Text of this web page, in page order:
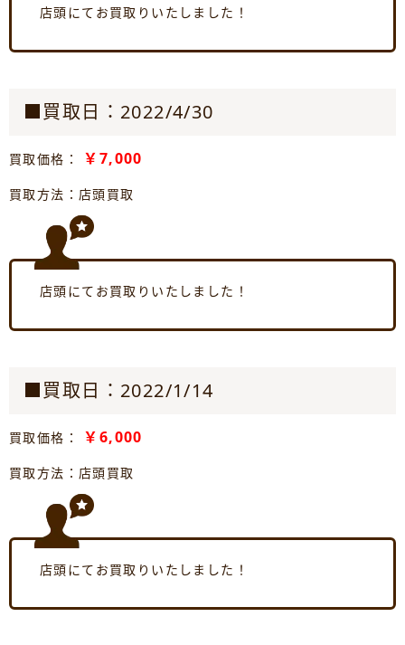
店頭にてお買取りいたしました！
■買取日：2022/4/30
買取価格： ￥7,000
買取方法：店頭買取
店頭にてお買取りいたしました！
■買取日：2022/1/14
買取価格： ￥6,000
買取方法：店頭買取
店頭にてお買取りいたしました！